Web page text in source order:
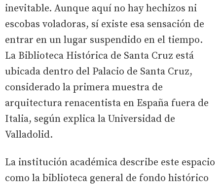
inevitable. Aunque aquí no hay hechizos ni
escobas voladoras, sí existe esa sensación de
entrar en un lugar suspendido en el tiempo.
La Biblioteca Histórica de Santa Cruz está
ubicada dentro del Palacio de Santa Cruz,
considerado la primera muestra de
arquitectura renacentista en España fuera de
Italia, según explica la Universidad de
Valladolid.
La institución académica describe este espacio
como la biblioteca general de fondo histórico